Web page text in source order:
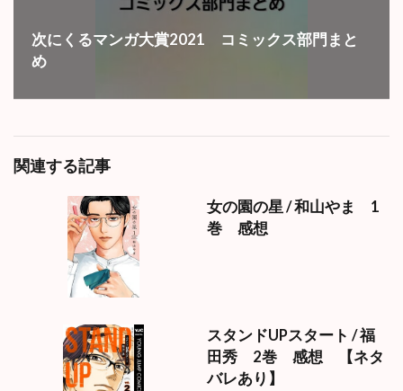
次にくるマンガ大賞2021 コミックス部門まと
め
関連する記事
女の園の星 / 和山やま 1
巻 感想
スタンドUPスタート / 福
田秀 2巻 感想 【ネタ
バレあり】